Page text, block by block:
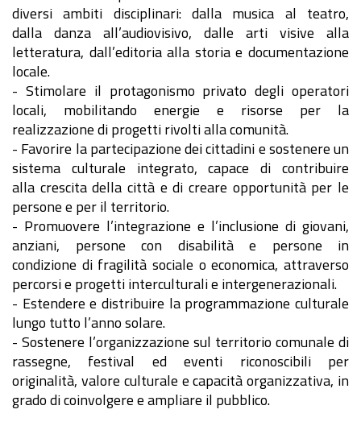
diversi ambiti disciplinari: dalla musica al teatro,
dalla danza all’audiovisivo, dalle arti visive alla
letteratura, dall’editoria alla storia e documentazione
locale.
- Stimolare il protagonismo privato degli operatori
locali, mobilitando energie e risorse per la
realizzazione di progetti rivolti alla comunità.
- Favorire la partecipazione dei cittadini e sostenere un
sistema culturale integrato, capace di contribuire
alla crescita della città e di creare opportunità per le
persone e per il territorio.
- Promuovere l’integrazione e l’inclusione di giovani,
anziani, persone con disabilità e persone in
condizione di fragilità sociale o economica, attraverso
percorsi e progetti interculturali e intergenerazionali.
- Estendere e distribuire la programmazione culturale
lungo tutto l’anno solare.
- Sostenere l’organizzazione sul territorio comunale di
rassegne, festival ed eventi riconoscibili per
originalità, valore culturale e capacità organizzativa, in
grado di coinvolgere e ampliare il pubblico.